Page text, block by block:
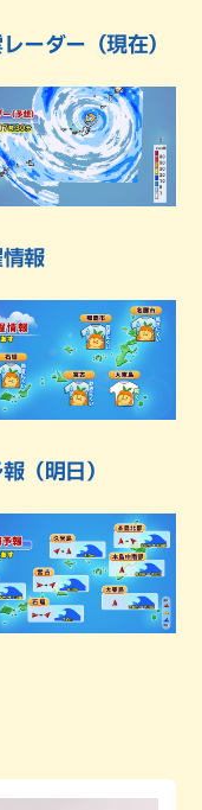
ーダー（現在）
報
（明日）